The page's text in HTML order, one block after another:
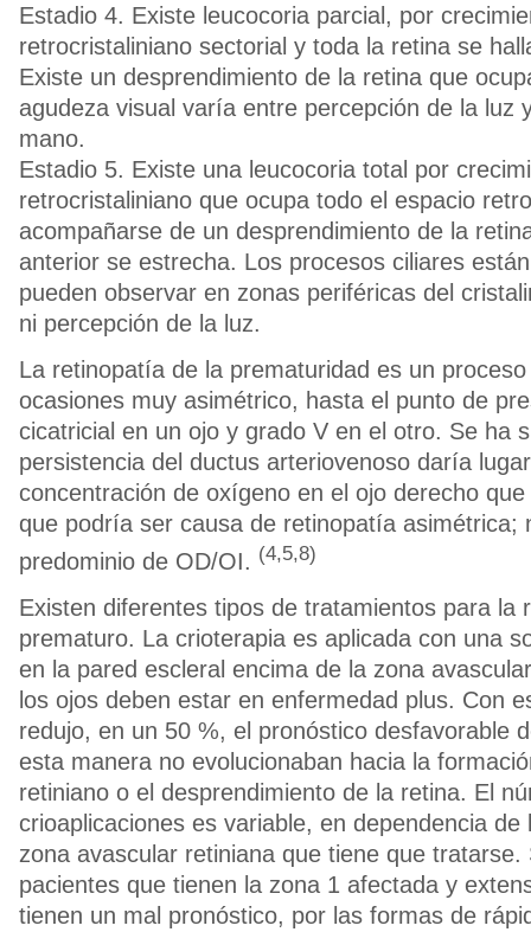
Estadio 4. Existe leucocoria parcial, por
retrocristaliniano sectorial y toda la retina se
Existe un desprendimiento de la retina que
agudeza visual varía entre percepción de la luz
mano.
Estadio 5. Existe una leucocoria total por
retrocristaliniano que ocupa todo el espacio
acompañarse de un desprendimiento de la
anterior se estrecha. Los procesos ciliares
pueden observar en zonas periféricas del
ni percepción de la luz.
La retinopatía de la prematuridad es un
ocasiones muy asimétrico, hasta el punto de
cicatricial en un ojo y grado V en el otro. Se ha
persistencia del ductus arteriovenoso daría
concentración de oxígeno en el ojo derecho
que podría ser causa de retinopatía asimétrica;
predominio de OD/OI. (4,5,8)
Existen diferentes tipos de tratamientos para la
prematuro. La crioterapia es aplicada con una
en la pared escleral encima de la zona
los ojos deben estar en enfermedad plus. Con
redujo, en un 50 %, el pronóstico desfavorable
esta manera no evolucionaban hacia la
retiniano o el desprendimiento de la retina. El
crioaplicaciones es variable, en dependencia de
zona avascular retiniana que tiene que tratarse.
pacientes que tienen la zona 1 afectada y
tienen un mal pronóstico, por las formas de